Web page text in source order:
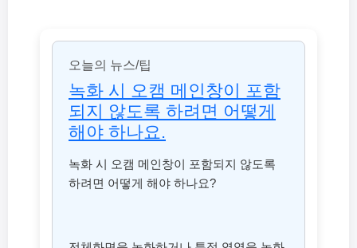
오늘의 뉴스/팁
녹화 시 오캠 메인창이 포함
되지 않도록 하려면 어떻게
해야 하나요.
녹화 시 오캠 메인창이 포함되지 않도록
하려면 어떻게 해야 하나요?